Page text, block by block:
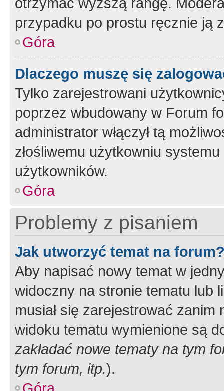
przypadku po prostu ręcznie ją
Góra
Dlaczego muszę się
Tylko zarejestrowani
poprzez wbudowany w Forum
administrator włączył tą
złośliwemu użytkowniu
użytkowników.
Góra
Problemy z pisaniem
Jak utworzyć temat na
Aby napisać nowy temat w
widoczny na stronie tematu lub
musiał się zarejestrować
widoku tematu wymienione są
zakładać nowe tematy na tym
tym forum, itp.).